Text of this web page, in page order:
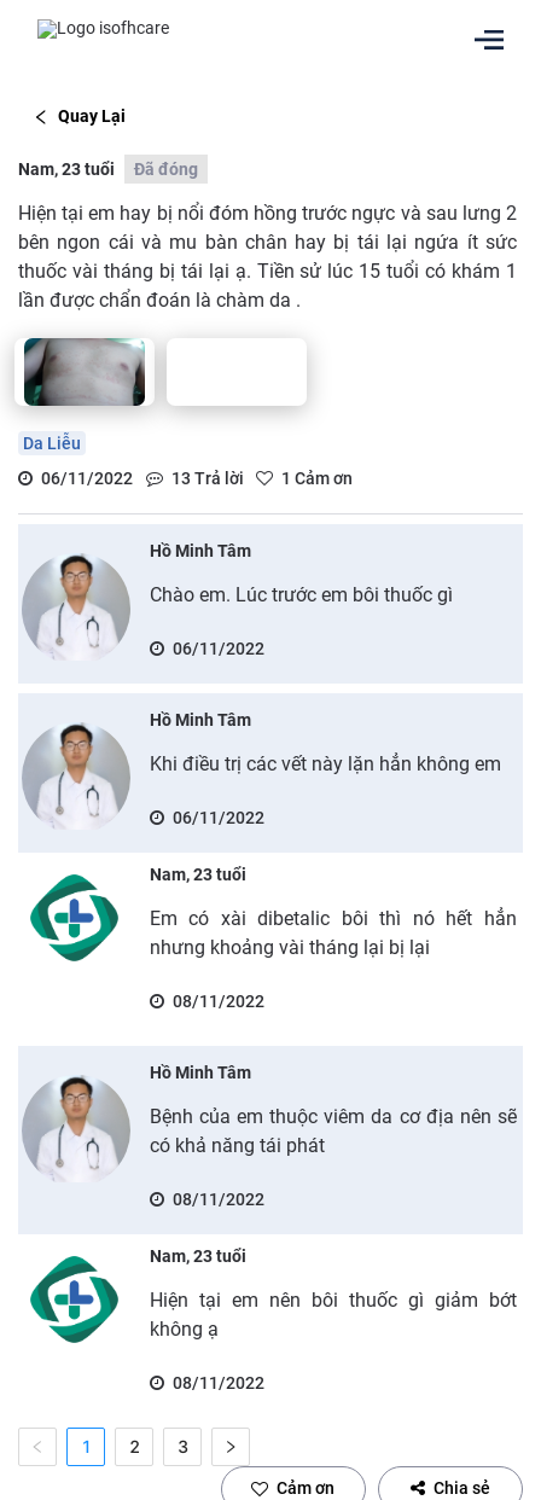
Quay Lại
Nam, 23 tuổi Đã đóng
Hiện tại em hay bị nổi đóm hồng trước ngực và sau lưng 2
bên ngon cái và mu bàn chân hay bị tái lại ngứa ít sức
thuốc vài tháng bị tái lại ạ. Tiền sử lúc 15 tuổi có khám 1
lần được chẩn đoán là chàm da .
Da Liễu
06/11/2022
13 Trả lời 1 Cảm ơn
Hồ Minh Tâm
Chào em. Lúc trước em bôi thuốc gì
06/11/2022
Hồ Minh Tâm
Khi điều trị các vết này lặn hẳn không em
06/11/2022
Nam, 23 tuổi
Em có xài dibetalic bôi thì nó hết hẳn
nhưng khoảng vài tháng lại bị lại
08/11/2022
Hồ Minh Tâm
Bệnh của em thuộc viêm da cơ địa nên sẽ
có khả năng tái phát
08/11/2022
Nam, 23 tuổi
Hiện tại em nên bôi thuốc gì giảm bớt
không ạ
08/11/2022
1 2 3
Cảm ơn Chia sẻ